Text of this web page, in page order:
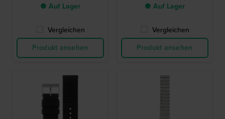
● Auf Lager
Vergleichen
Produkt ansehen
● Auf Lager
Vergleichen
Produkt ansehen